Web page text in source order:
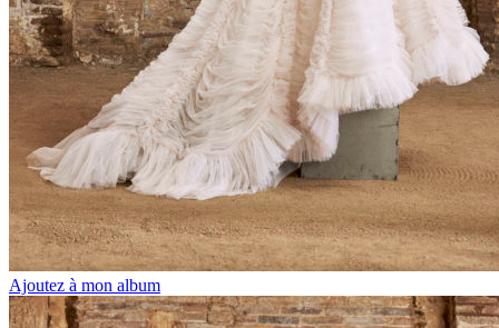
Ajoutez à mon album